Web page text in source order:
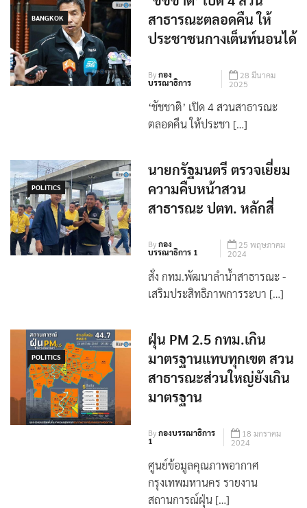
BANGKOK
สาธารณะตลอดคืน ให้
ประชาชนกางเต็นท์นอนได้
Byกอง
บรรณาธิการ
28 มีนาคม
2025
‘ชัชชาติ’ เปิด 4 สวนสาธารณะ
ตลอดคืน ให้ประชา […]
POLITICS
นายก​รัฐมนตรี​ ตรวจเยี่ยม
ความคืบหน้าสวน
สาธารณะ​ ปตท.​ หลักสี่​
Byกอง
บรรณาธิการ 1
25 พฤษภาคม
2024
สั่ง กทม.​พัฒนาลำน้ำสาธารณะ​ -​
เสริมประสิทธิภาพการระบา […]
POLITICS
ฝุ่น PM 2.5 กทม.เกิน
มาตรฐานแทบทุกเขต สวน
สาธารณะส่วนใหญ่ยังเกิน
มาตรฐาน
Byกองบรรณาธิการ
1
18 มกราคม
2024
ศูนย์ข้อมูลคุณภาพอากาศ
กรุงเทพมหานคร รายงาน
สถานการณ์ฝุ่น […]